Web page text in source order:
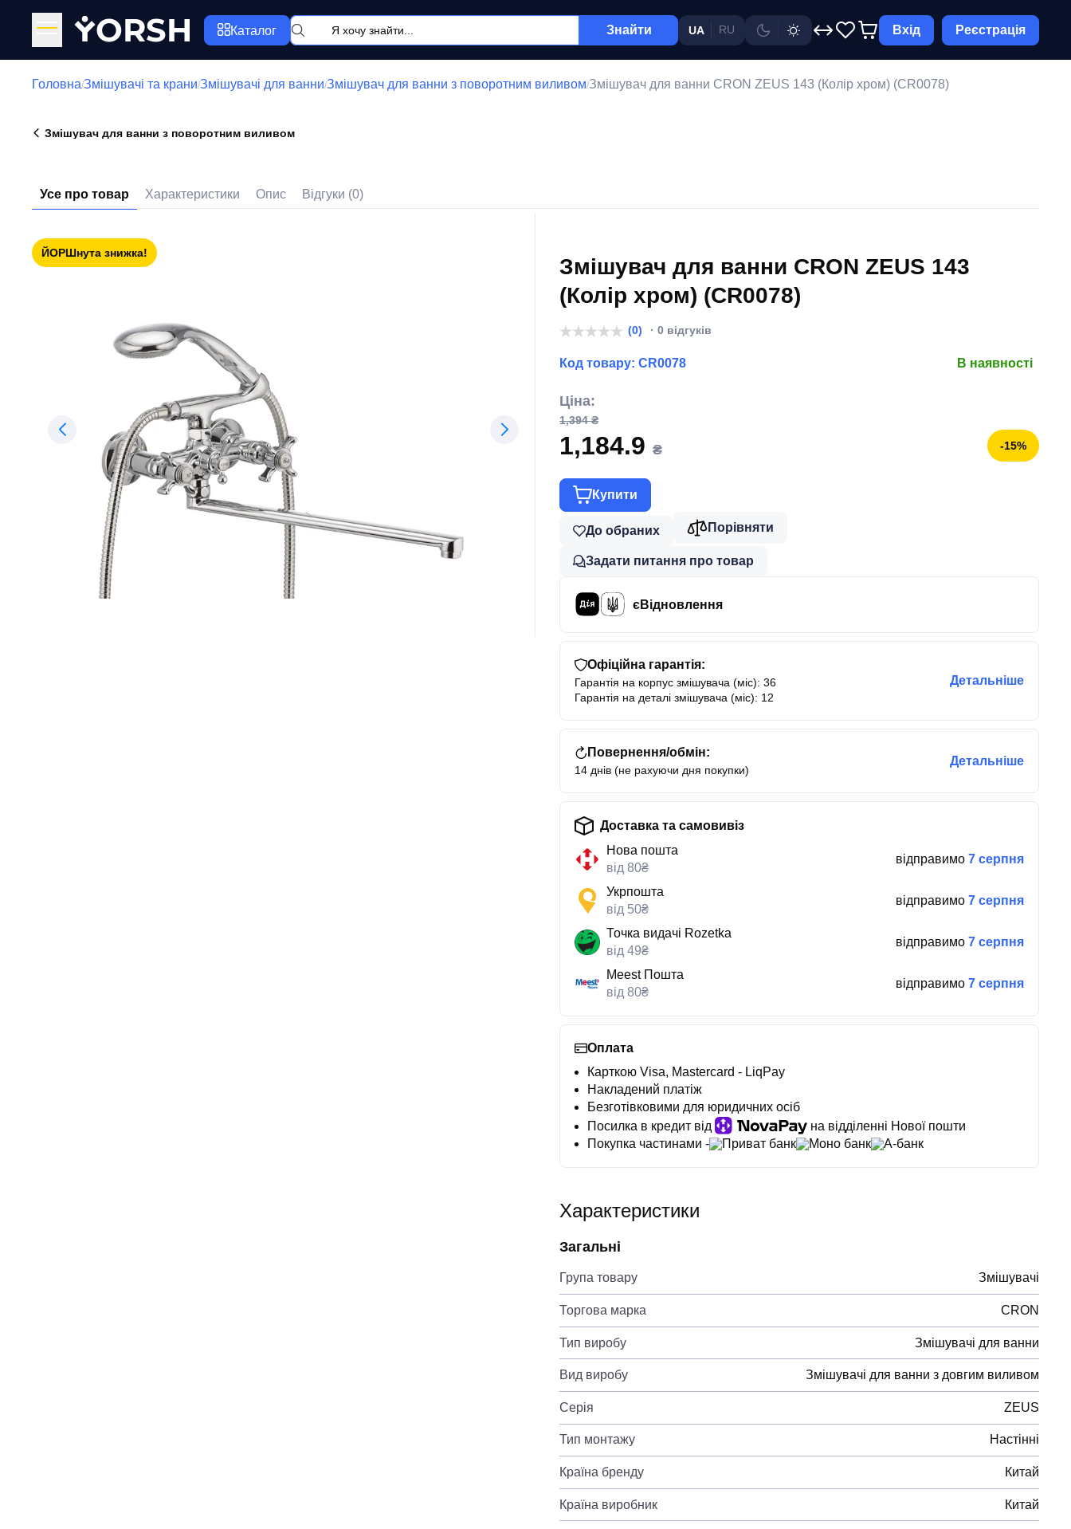
YORSH Каталог Знайти UA RU Вхід Реєстрація
Головна/Змішувачі та крани/Змішувачі для ванни/Змішувач для ванни з поворотним виливом/Змішувач для ванни CRON ZEUS 143 (Колір хром) (CR0078)
Змішувач для ванни з поворотним виливом
Усе про товар Характеристики Опис Відгуки (0)
ЙОРШнута знижка!
Змішувач для ванни CRON ZEUS 143
(Колір хром) (CR0078)
(0) · 0 відгуків
Код товару: CR0078 В наявності
Ціна:
1,394 ₴
1,184.9 ₴ -15%
Купити
До обраних Порівняти
Задати питання про товар
єВідновлення
Офіційна гарантія:
Гарантія на корпус змішувача (міс): 36
Гарантія на деталі змішувача (міс): 12
Детальніше
Повернення/обмін:
14 днів (не рахуючи дня покупки)
Детальніше
Доставка та самовивіз
Нова пошта
від 80₴
відправимо 7 серпня
Укрпошта
від 50₴
відправимо 7 серпня
Точка видачі Rozetka
від 49₴
відправимо 7 серпня
Meest Пошта
від 80₴
відправимо 7 серпня
Оплата
Карткою Visa, Mastercard - LiqPay
Накладений платіж
Безготівковими для юридичних осіб
Посилка в кредит від
на відділенні Нової пошти
Покупка частинами -
Приват банк Моно банк А-банк
Характеристики
Загальні
Група товару Змішувачі
Торгова марка CRON
Тип виробу Змішувачі для ванни
Вид виробу Змішувачі для ванни з довгим виливом
Серія ZEUS
Тип монтажу Настінні
Країна бренду Китай
Країна виробник Китай